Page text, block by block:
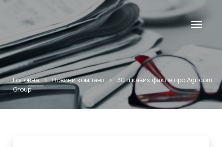
Головна>Новини компанії > 30 цікавих фактів про Agricom
Group